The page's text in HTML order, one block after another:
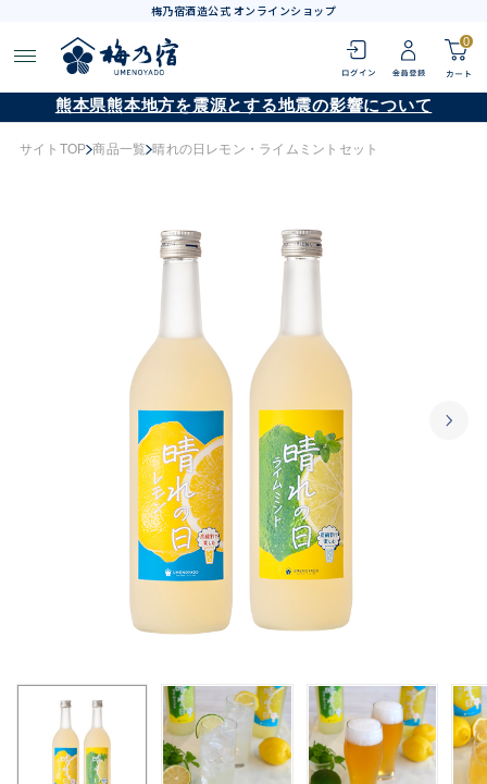
梅乃宿酒造公式 オンラインショップ
0
熊本県熊本地方を震源とする地震の影響について
サイトTOP 商品一覧 晴れの日レモン・ライムミントセット